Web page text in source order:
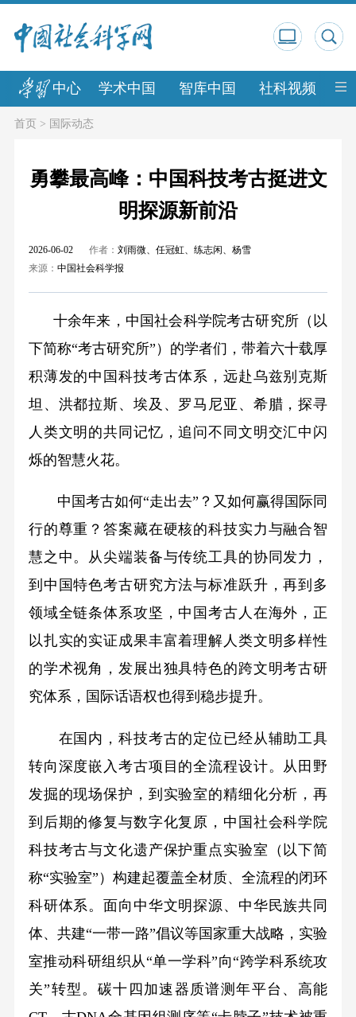
中心 学术中国 智库中国 社科视频 中
首页> 国际动态
勇攀最高峰：中国科技考古挺进文
明探源新前沿
2026-06-02 作者： 刘雨微、任冠虹、练志闲、杨雪
来源： 中国社会科学报
十余年来，中国社会科学院考古研究所（以
下简称“考古研究所”）的学者们，带着六十载厚
积薄发的中国科技考古体系，远赴乌兹别克斯
坦、洪都拉斯、埃及、罗马尼亚、希腊，探寻
人类文明的共同记忆，追问不同文明交汇中闪
烁的智慧火花。
中国考古如何“走出去”？又如何赢得国际同
行的尊重？答案藏在硬核的科技实力与融合智
慧之中。从尖端装备与传统工具的协同发力，
到中国特色考古研究方法与标准跃升，再到多
领域全链条体系攻坚，中国考古人在海外，正
以扎实的实证成果丰富着理解人类文明多样性
的学术视角，发展出独具特色的跨文明考古研
究体系，国际话语权也得到稳步提升。
在国内，科技考古的定位已经从辅助工具
转向深度嵌入考古项目的全流程设计。从田野
发掘的现场保护，到实验室的精细化分析，再
到后期的修复与数字化复原，中国社会科学院
科技考古与文化遗产保护重点实验室（以下简
称“实验室”）构建起覆盖全材质、全流程的闭环
科研体系。面向中华文明探源、中华民族共同
体、共建“一带一路”倡议等国家重大战略，实验
室推动科研组织从“单一学科”向“跨学科系统攻
关”转型。碳十四加速器质谱测年平台、高能